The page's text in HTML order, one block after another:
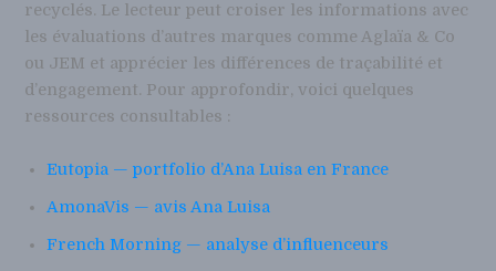
recyclés. Le lecteur peut croiser les informations avec
les évaluations d’autres marques comme Aglaïa & Co
ou JEM et apprécier les différences de traçabilité et
d’engagement. Pour approfondir, voici quelques
ressources consultables :
Eutopia — portfolio d’Ana Luisa en France
AmonaVis — avis Ana Luisa
French Morning — analyse d’influenceurs